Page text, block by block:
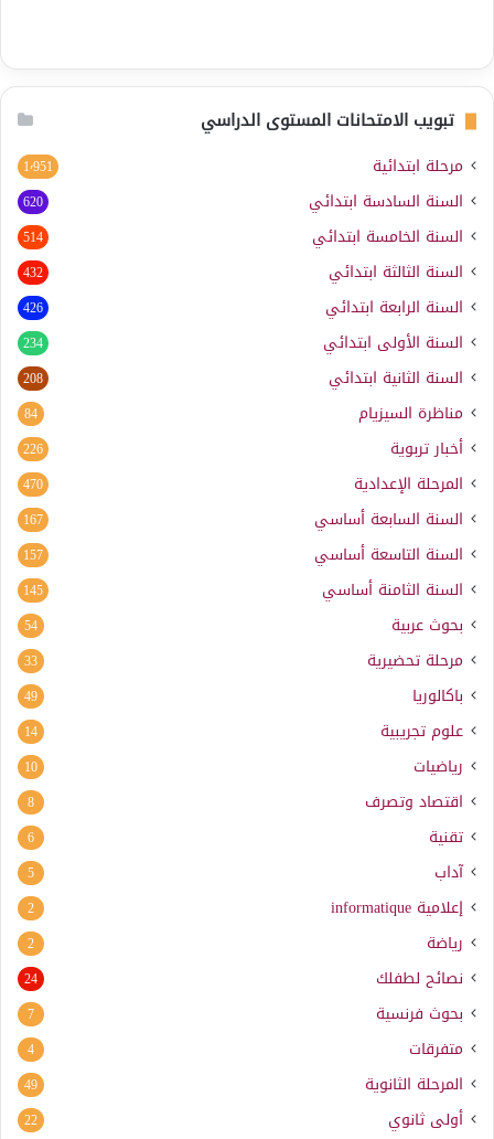
تبويب الامتحانات المستوى الدراسي
مرحلة ابتدائية 1٬951
السنة السادسة ابتدائي 620
السنة الخامسة ابتدائي 514
السنة الثالثة ابتدائي 432
السنة الرابعة ابتدائي 426
السنة الأولى ابتدائي 234
السنة الثانية ابتدائي 208
مناظرة السيزيام 84
أخبار تربوية 226
المرحلة الإعدادية 470
السنة السابعة أساسي 167
السنة التاسعة أساسي 157
السنة الثامنة أساسي 145
بحوث عربية 54
مرحلة تحضيرية 33
باكالوريا 49
علوم تجريبية 14
رياضيات 10
اقتصاد وتصرف 8
تقنية 6
آداب 5
إعلامية informatique
2
رياضة 2
نصائح لطفلك 24
بحوث فرنسية 7
متفرقات 4
المرحلة الثانوية 49
أولى ثانوي 22